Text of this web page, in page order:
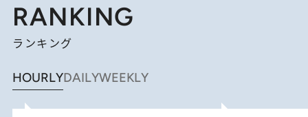
RANKING
ランキング
HOURLYDAILYWEEKLY